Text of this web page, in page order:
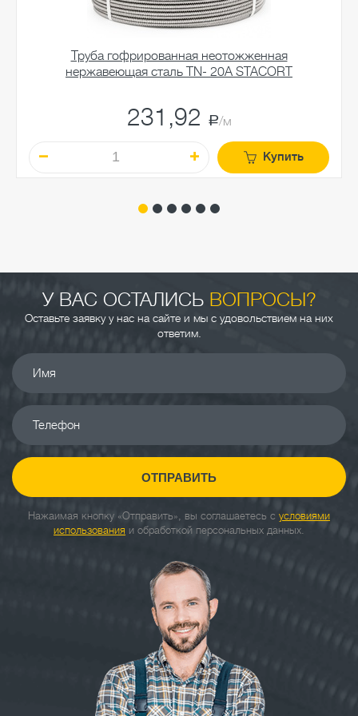
Труба гофрированная неотожженная
нержавеющая сталь TN- 20A STACORT
231,92 a/м
Купить
У ВАС ОСТАЛИСЬ ВОПРОСЫ?
Оставьте заявку у нас на сайте и мы с удовольствием на них
ответим.
Имя
Телефон
ОТПРАВИТЬ
Нажаимая кнопку «Отправить», вы соглашаетесь с условиями
использования и обработкой персональных данных.